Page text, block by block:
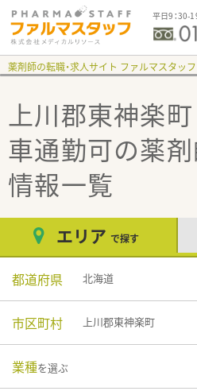
平日9：30-
薬剤師の転職・求人サイト ファルマスタッフ
上川郡東神楽町
車通勤可の薬
情報一覧
エリア で探す
都道府県 北海道
市区町村 上川郡東神楽町
業種を選ぶ